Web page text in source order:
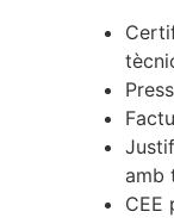
amb
CEE